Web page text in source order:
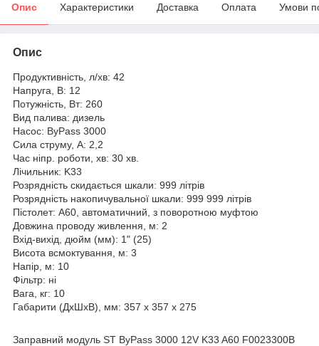
Опис Характеристики Доставка Оплата Умови
Опис
Продуктивність, л/хв: 42
Напруга, В: 12
Потужність, Вт: 260
Вид палива: дизель
Насос: ByPass 3000
Сила струму, А: 2,2
Час ніпр. роботи, хв: 30 хв.
Лічильник: K33
Розрядність скидається шкали: 999 літрів
Розрядність накопичувальної шкали: 999 999 літрів
Пістолет: A60, автоматичний, з поворотною муфтою
Довжина проводу живлення, м: 2
Вхід-вихід, дюйм (мм): 1" (25)
Висота всмоктування, м: 3
Напір, м: 10
Фільтр: ні
Вага, кг: 10
Габарити (ДхШхВ), мм: 357 x 357 x 275
Заправний модуль ST ByPass 3000 12V K33 A60 F0023300B